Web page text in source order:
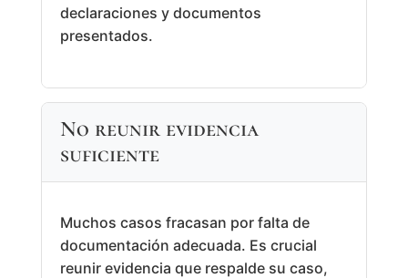
declaraciones y documentos
presentados.
No reunir evidencia
suficiente
Muchos casos fracasan por falta de
documentación adecuada. Es crucial
reunir evidencia que respalde su caso,